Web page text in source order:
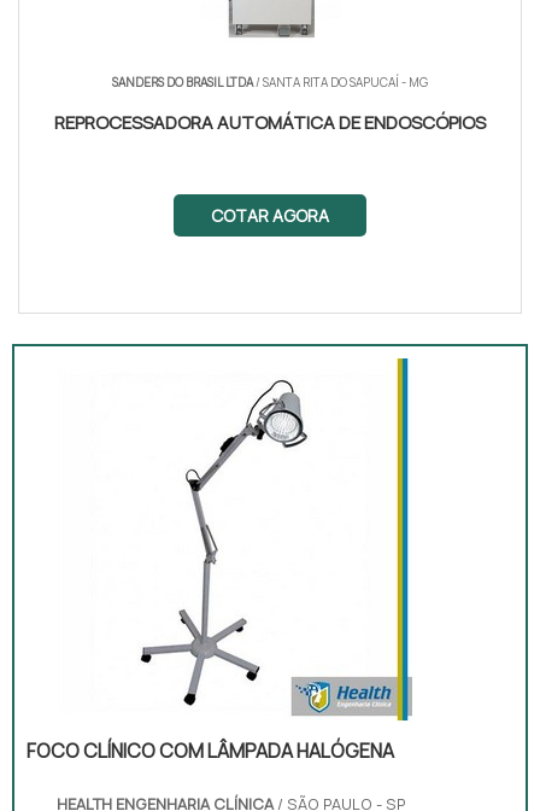
SANDERS DO BRASIL LTDA/ SANTA RITA DO SAPUCAÍ - MG
REPROCESSADORA AUTOMÁTICA DE ENDOSCÓPIOS
COTAR AGORA
FOCO CLÍNICO COM LÂMPADA HALÓGENA
HEALTH ENGENHARIA CLÍNICA / SÃO PAULO - SP